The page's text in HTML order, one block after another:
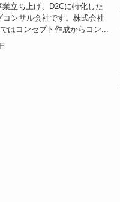
立ち上げ、D2Cに特化した
コンサル会社です。株式会社
はコンセプト作成からコン...